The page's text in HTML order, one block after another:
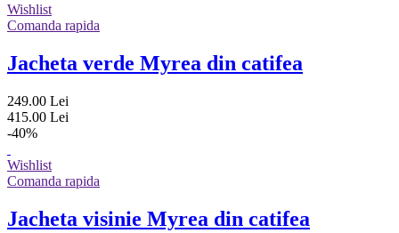
Wishlist
Comanda rapida
Jacheta verde Myrea din catifea
249.00 Lei
415.00 Lei
-40%
Wishlist
Comanda rapida
Jacheta visinie Myrea din catifea